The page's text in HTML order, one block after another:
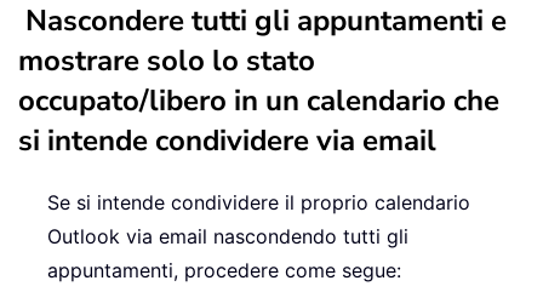
Nascondere tutti gli appuntamenti e
mostrare solo lo stato
occupato/libero in un calendario che
si intende condividere via email
Se si intende condividere il proprio calendario
Outlook via email nascondendo tutti gli
appuntamenti, procedere come segue: